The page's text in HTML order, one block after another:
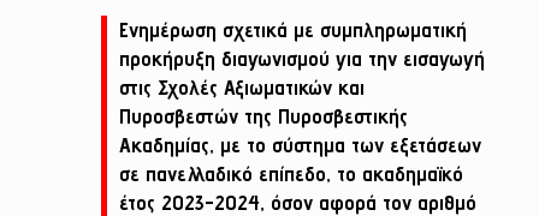
Ενημέρωση σχετικά με συμπληρωματική
προκήρυξη διαγωνισμού για την εισαγωγή
στις Σχολές Αξιωματικών και
Πυροσβεστών της Πυροσβεστικής
Ακαδημίας, με το σύστημα των εξετάσεων
σε πανελλαδικό επίπεδο, το ακαδημαϊκό
έτος 2023-2024, όσον αφορά τον αριθμό